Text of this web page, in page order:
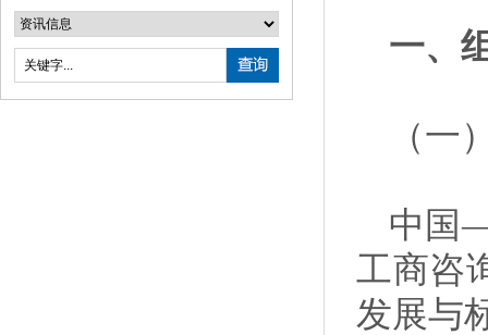
一、
（一
中国
工商咨
发展与